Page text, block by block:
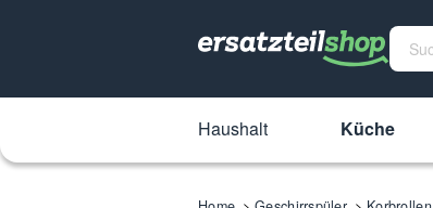
Haushalt Küche